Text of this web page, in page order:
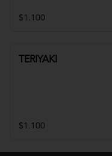
$1.100
TERIYAKI
$1.100